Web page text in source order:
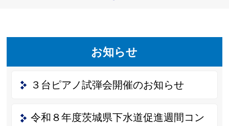
お知らせ
３台ピアノ試弾会開催のお知らせ
令和８年度茨城県下水道促進週間コン